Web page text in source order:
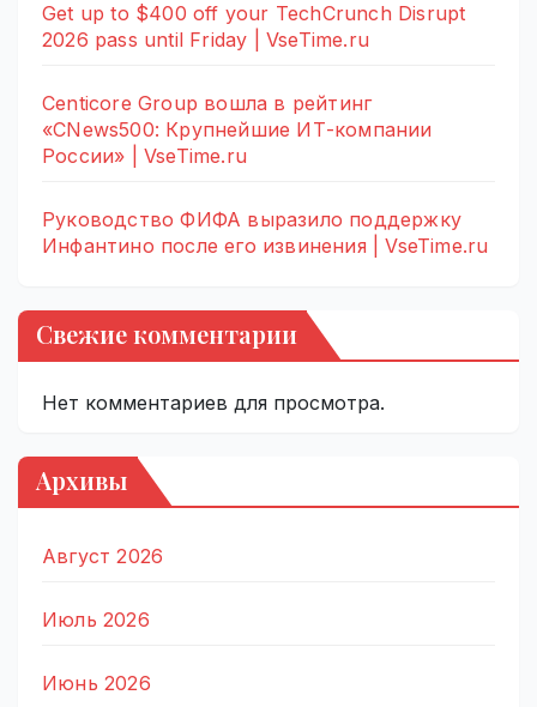
Get up to $400 off your TechCrunch Disrupt
2026 pass until Friday | VseTime.ru
Centicore Group вошла в рейтинг
«CNews500: Крупнейшие ИТ-компании
России» | VseTime.ru
Руководство ФИФА выразило поддержку
Инфантино после его извинения | VseTime.ru
Свежие комментарии
Нет комментариев для просмотра.
Архивы
Август 2026
Июль 2026
Июнь 2026